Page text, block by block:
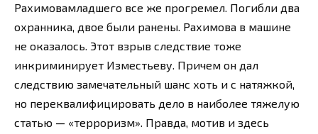
Рахимовамладшего все же прогремел. Погибли два
охранника, двое были ранены. Рахимова в машине
не оказалось. Этот взрыв следствие тоже
инкриминирует Изместьеву. Причем он дал
следствию замечательный шанс хоть и с натяжкой,
но переквалифицировать дело в наиболее тяжелую
статью — «терроризм». Правда, мотив и здесь